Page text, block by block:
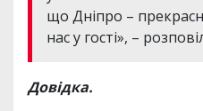
що Дніпро –
нас у гості», –
Довідка.